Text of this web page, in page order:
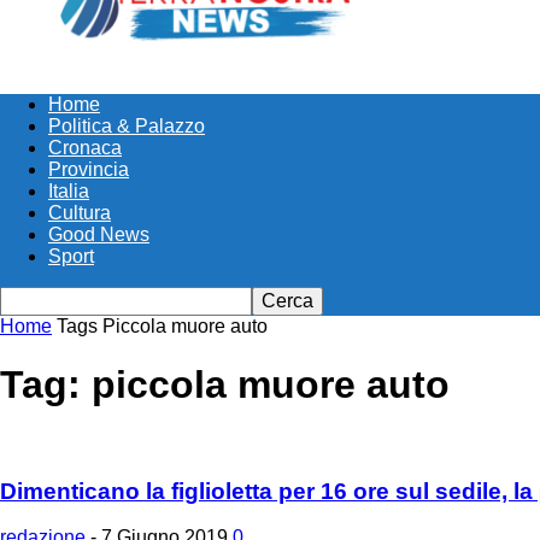
Home
Politica & Palazzo
Cronaca
Provincia
Italia
Cultura
Good News
Sport
Home Tags Piccola muore auto
Tag: piccola muore auto
Dimenticano la figlioletta per 16 ore sul sedile,